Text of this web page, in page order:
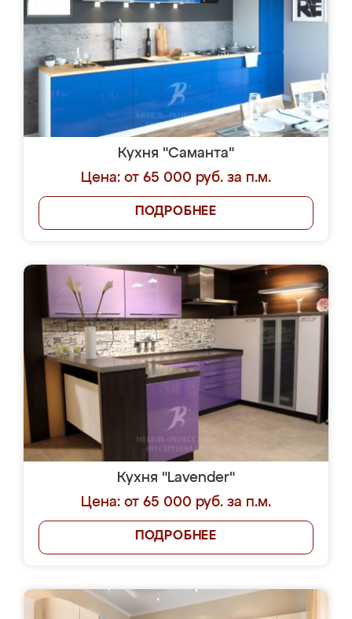
Кухня "Саманта"
Цена: от 65 000 руб. за п.м.
ПОДРОБНЕЕ
Кухня "Lavender"
Цена: от 65 000 руб. за п.м.
ПОДРОБНЕЕ